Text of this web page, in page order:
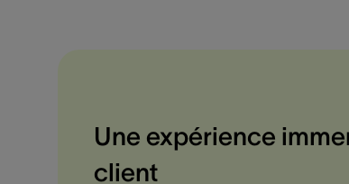
Une expérience
client